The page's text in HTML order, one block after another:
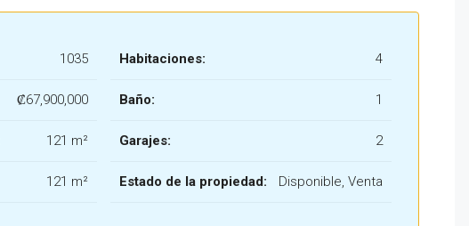
1035
₡67,900,000
121 m²
121 m²
Habitaciones: 4
Baño: 1
Garajes: 2
Estado de la propiedad: Disponible, Venta